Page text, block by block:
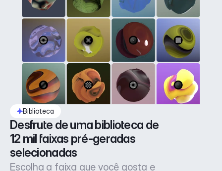
Biblioteca
Desfrute de uma biblioteca de
12 mil faixas pré-geradas
selecionadas
Escolha a faixa que você gosta e